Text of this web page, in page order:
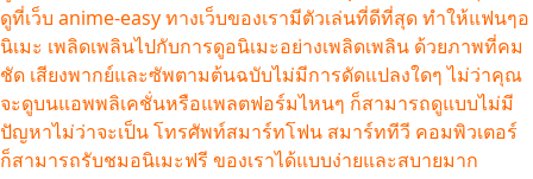
ดูที่เว็บ anime-easy ทางเว็บของเรามีตัวเล่นที่ดีที่สุด ทำให้แฟนๆอ
นิเมะ เพลิดเพลินไปกับการดูอนิเมะอย่างเพลิดเพลิน ด้วยภาพที่คม
ชัด เสียงพากย์และซัพตามต้นฉบับไม่มีการดัดแปลงใดๆ ไม่ว่าคุณ
จะดูบนแอพพลิเคชั่นหรือแพลตฟอร์มไหนๆ ก็สามารถดูแบบไม่มี
ปัญหาไม่ว่าจะเป็น โทรศัพท์สมาร์ทโฟน สมาร์ททีวี คอมพิวเตอร์
ก็สามารถรับชมอนิเมะฟรี ของเราได้แบบง่ายและสบายมาก